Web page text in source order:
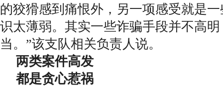
的狡猾感到痛恨外，另一项感受就是
识太薄弱。其实一些诈骗手段并不高
当。”该支队相关负责人说。
两类案件高发
都是贪心惹祸